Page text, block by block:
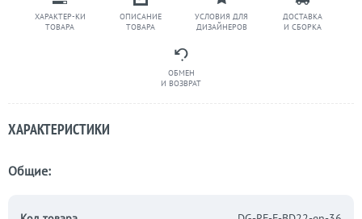
ХАРАКТЕР-КИ
ТОВАРА
ОПИСАНИЕ
ТОВАРА
УСЛОВИЯ ДЛЯ
ДИЗАЙНЕРОВ
ДОСТАВКА
И СБОРКА
ОБМЕН
И ВОЗВРАТ
ХАРАКТЕРИСТИКИ
Общие: